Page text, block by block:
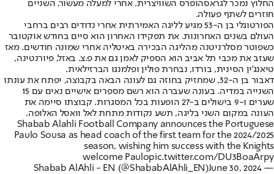
החלוץ נמכר לגראסהופרס השוויצרית. אחרי למעלה מעשור, השניים
חוזרים לשתף פעולה.
הפורטוגלי בן ה-53 מגיע לליגה האמירתית אחרי נדודים רבים ברחבי
העולם בשנים האחרונות. את תפקידו האחרון הוא סיים בחודש אוקטובר
כשפוטר מסלרניטנה מהליגה הבכירה באיטליה אחרי שמונה חודשים. מאז
שעזב את מכבי תל אביב הוא הספיק לאמן גם את פ.צ. באזל, פיורנטינה,
טיאנג'ין הסינית, בורדו, נבחרת פולין ופלמנגו הברזילאית.
דאבור בן ה-32, שמחזיק בחוזה גם לעונה הבאה בקבוצה, יפתח את עונתו
השנייה במדיה. בעונה שעברה הוא רשם מספרים אישיים נאים עם 15
שערים ו-9 בישולים ב-27 הופעות בכל המסגרות. קבוצתו סיימה את
העונה במקום השני בליגה, תשע נקודות מתחת לאל וואסל האלופה.
Shabab Alahli Football Company announces the Portuguese
Paulo Sousa as head coach of the first team for the 2024/2025
season, wishing him success with the Knights
welcome Paulopic.twitter.com/DU3BoaArpy
— Shabab AlAhli - EN (@ShababAlAhli_EN)
June 30, 2024